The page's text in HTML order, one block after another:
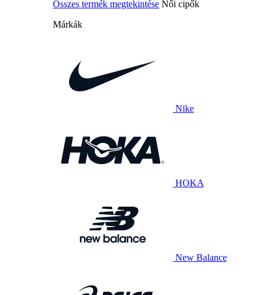
Összes termék megtekintése Női cipők
Márkák
Nike
HOKA
New Balance